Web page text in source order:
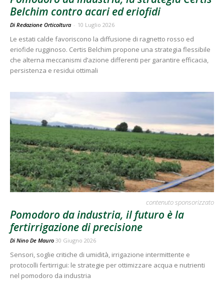
Belchim contro acari ed eriofidi
Di Redazione Orticoltura - 10 Luglio 2026
Le estati calde favoriscono la diffusione di ragnetto rosso ed
eriofide rugginoso. Certis Belchim propone una strategia flessibile
che alterna meccanismi d’azione differenti per garantire efficacia,
persistenza e residui ottimali
contenuto sponsorizzato
Pomodoro da industria, il futuro è la
fertirrigazione di precisione
Di Nino De Mauro 30 Giugno 2026
Sensori, soglie critiche di umidità, irrigazione intermittente e
protocolli fertirrigui: le strategie per ottimizzare acqua e nutrienti
nel pomodoro da industria